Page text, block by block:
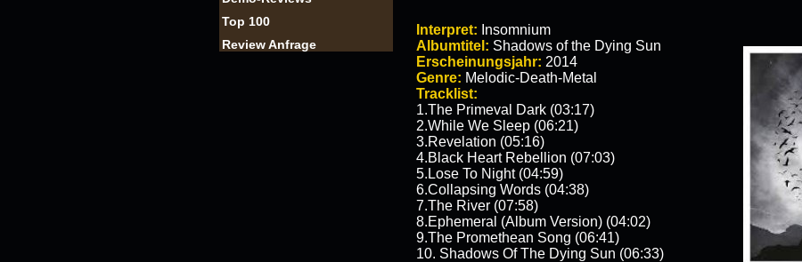
Top 100
Review Anfrage
Interpret: Insomnium
Albumtitel: Shadows of the Dying Sun
Erscheinungsjahr: 2014
Genre: Melodic-Death-Metal
Tracklist:
1.The Primeval Dark (03:17)
2.While We Sleep (06:21)
3.Revelation (05:16)
4.Black Heart Rebellion (07:03)
5.Lose To Night (04:59)
6.Collapsing Words (04:38)
7.The River (07:58)
8.Ephemeral (Album Version) (04:02)
9.The Promethean Song (06:41)
10. Shadows Of The Dying Sun (06:33)